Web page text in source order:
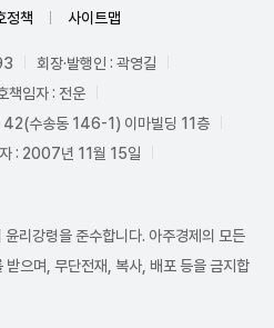
정책 사이트맵
회장·발행인 : 곽영길
책임자 : 전운
42(수송동 146-1) 이마빌딩 11층
: 2007년 11월 15일
리강령을 준수합니다. 아주경제의 모든
으며, 무단전재, 복사, 배포 등을 금지합